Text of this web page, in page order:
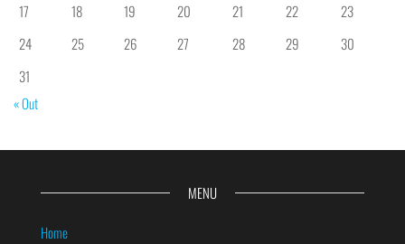
17
18 19 20 21 22
23
24
25 26 27 28 29
30
31
« Out
MENU
Home